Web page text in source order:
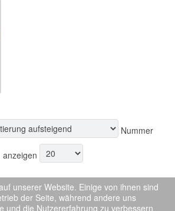
Nummer
anzeigen
unserer Website. Einige von ihnen sind
der Seite, während andere uns
und die Nutzererfahrung zu verbessern